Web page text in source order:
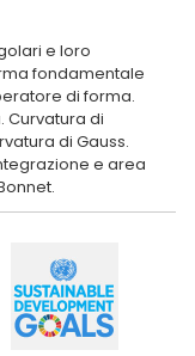
e loro
fondamentale
di forma.
Curvatura di
di Gauss.
e area